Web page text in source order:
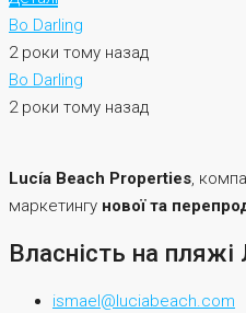
Bo Darling
2 роки тому назад
Bo Darling
2 роки тому назад
Lucía Beach Properties,
маркетингу нової та
Власність на пляжі
ismael@luciabeach.com